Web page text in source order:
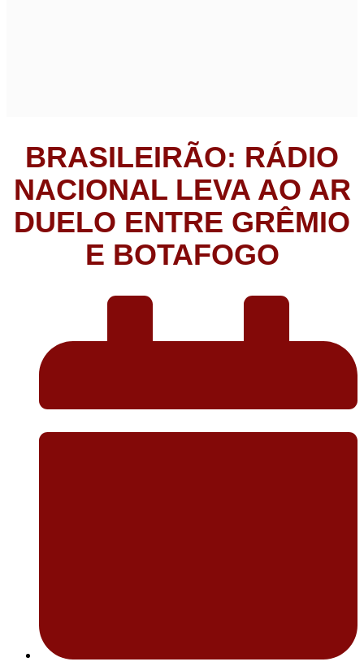
BRASILEIRÃO: RÁDIO
NACIONAL LEVA AO AR
DUELO ENTRE GRÊMIO
E BOTAFOGO